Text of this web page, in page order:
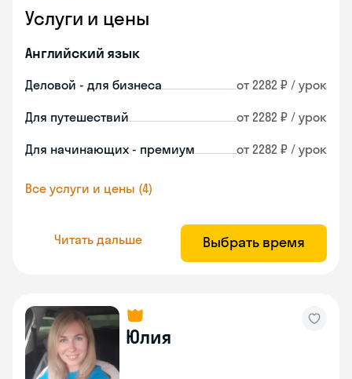
Услуги и цены
Английский язык
Деловой - для бизнеса от 2282 ₽ / урок
Для путешествий от 2282 ₽ / урок
Для начинающих - премиум от 2282 ₽ / урок
Все услуги и цены (4)
Читать дальше Выбрать время
Юлия